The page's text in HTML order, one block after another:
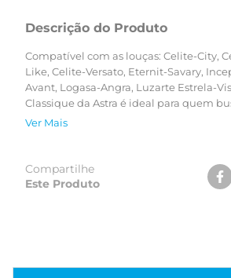
Descrição do Produto
Compatível com as louças: Celite-City,
Like, Celite-Versato, Eternit-Savary,
Avant, Logasa-Angra, Luzarte Estrela-
Classique da Astra é ideal para quem
mais robusto. Possui opções de cores
ideal, utilize o simulador ou verifique a
compatibilidade.
Ver Mais
Compartilhe
Este Produto